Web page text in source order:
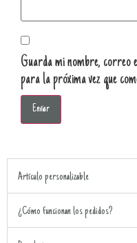
Guarda mi nombre, correo
para la próxima vez que
Artículo personalizable
¿Cómo funcionan los pedidos?